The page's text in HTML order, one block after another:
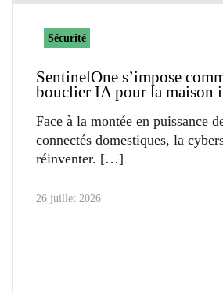
Sécurité
SentinelOne s’impose
bouclier IA pour la maison
Face à la montée en puissance
connectés domestiques, la
réinventer.
26 juillet 2026